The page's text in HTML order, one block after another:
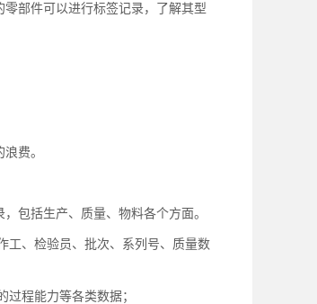
部件可以进行标签记录，了解其型
费。
包括生产、质量、物料各个方面。
工、检验员、批次、系列号、质量数
过程能力等各类数据；